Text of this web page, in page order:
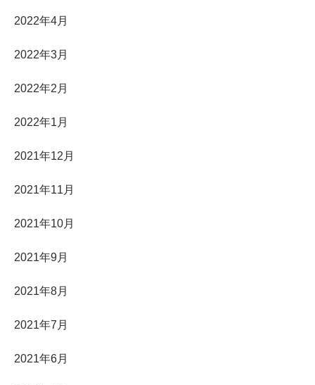
2022年4月
2022年3月
2022年2月
2022年1月
2021年12月
2021年11月
2021年10月
2021年9月
2021年8月
2021年7月
2021年6月